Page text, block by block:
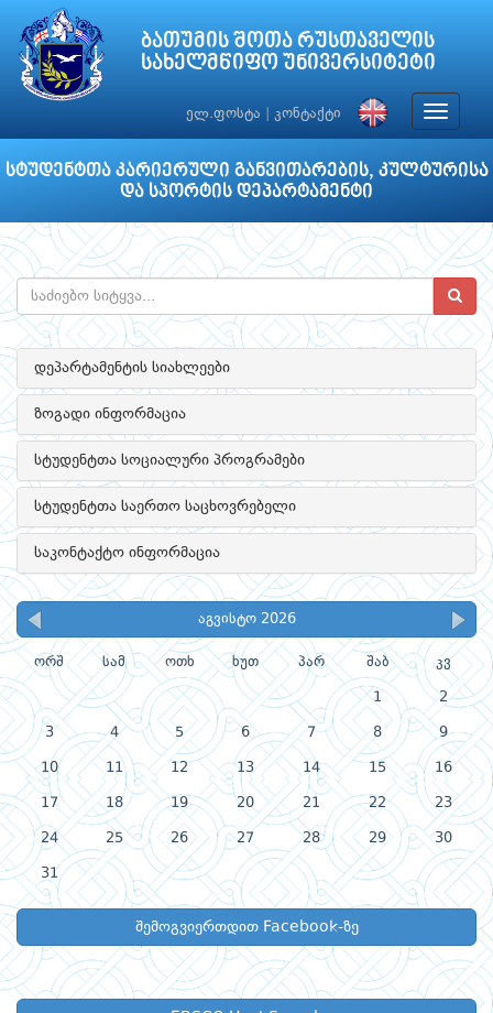
ბათუმის შოთა რუსთაველის
სახელმწიფო უნივერსიტეტი
ელ.ფოსტა კონტაქტი
Toggle
სტუდენტთა კარიერული განვითარების, კულტურისა
და სპორტის დეპარტამენტი
დეპარტამენტის სიახლეები
ზოგადი ინფორმაცია
სტუდენტთა სოციალური პროგრამები
სტუდენტთა საერთო საცხოვრებელი
საკონტაქტო ინფორმაცია
აგვისტო 2026
ორშ სამ ოთხ ხუთ პარ შაბ კვ
1 2
3 4 5 6 7 8 9
10 11 12 13 14 15 16
17 18 19 20 21 22 23
24 25 26 27 28 29 30
31
შემოგვიერთდით Facebook-ზე